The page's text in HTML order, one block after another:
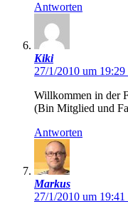
Antworten
Kiki
27/1/2010 um
Willkommen in der
(Bin Mitglied und
Antworten
Markus
27/1/2010 um